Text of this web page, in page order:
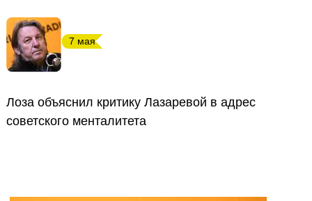
7 мая
Лоза объяснил критику Лазаревой в адрес
советского менталитета